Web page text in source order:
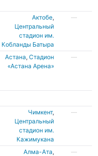
Актобе,
Центральный
стадион им.
Кобланды Батыра
—
Астана,Стадион
«Астана Арена»
—
Чимкент,
Центральный
стадион им.
Кажимукана
—
Алма-Ата,
—